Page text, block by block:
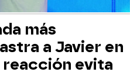
más
a Javier en
reacción evita